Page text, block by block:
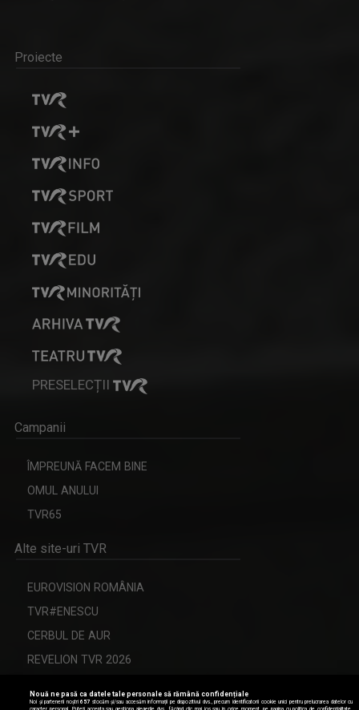
Proiecte
PRESELECȚII
Campanii
ÎMPREUNĂ FACEM BINE
OMUL ANULUI
TVR65
Alte site-uri TVR
EUROVISION ROMÂNIA
TVR#ENESCU
CERBUL DE AUR
REVELION TVR 2026
Nouă ne pasă ca datele tale personale să rămână confidențiale
Noi și partenerii noștri657 stocăm și/sau accesăm informații pe dispozitivul dvs., precum identificatorii cookie unici pentru prelucrarea datelor cu